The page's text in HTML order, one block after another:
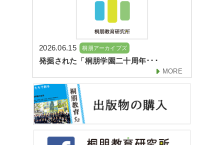
2026.06.15 桐朋アーカイブズ
発掘された「桐朋学園二十周年･･･
MORE